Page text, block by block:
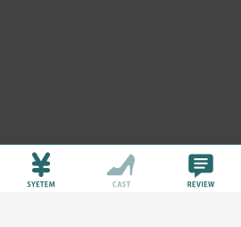
© ONE RISE , K.K.